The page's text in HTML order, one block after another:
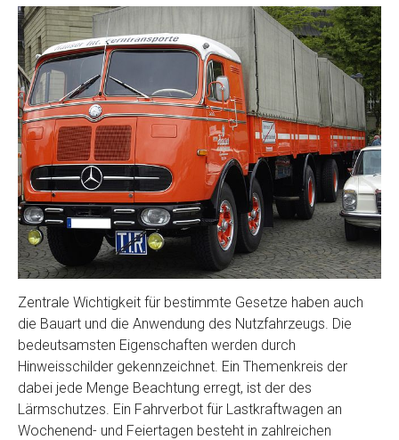
Zentrale Wichtigkeit für bestimmte Gesetze haben auch
die Bauart und die Anwendung des Nutzfahrzeugs. Die
bedeutsamsten Eigenschaften werden durch
Hinweisschilder gekennzeichnet. Ein Themenkreis der
dabei jede Menge Beachtung erregt, ist der des
Lärmschutzes. Ein Fahrverbot für Lastkraftwagen an
Wochenend- und Feiertagen besteht in zahlreichen